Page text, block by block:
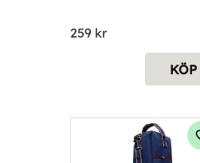
259 kr
KÖP